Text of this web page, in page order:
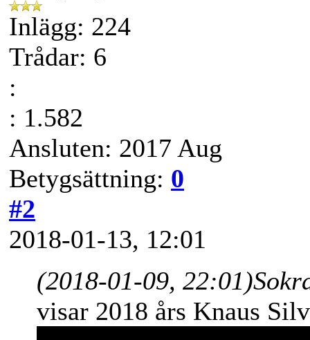
Inlägg: 224
Trådar: 6
:
: 1.582
Ansluten: 2017 Aug
Betygsättning: 0
#2
2018-01-13, 12:01
(2018-01-09, 22:01)
visar 2018 års Knaus